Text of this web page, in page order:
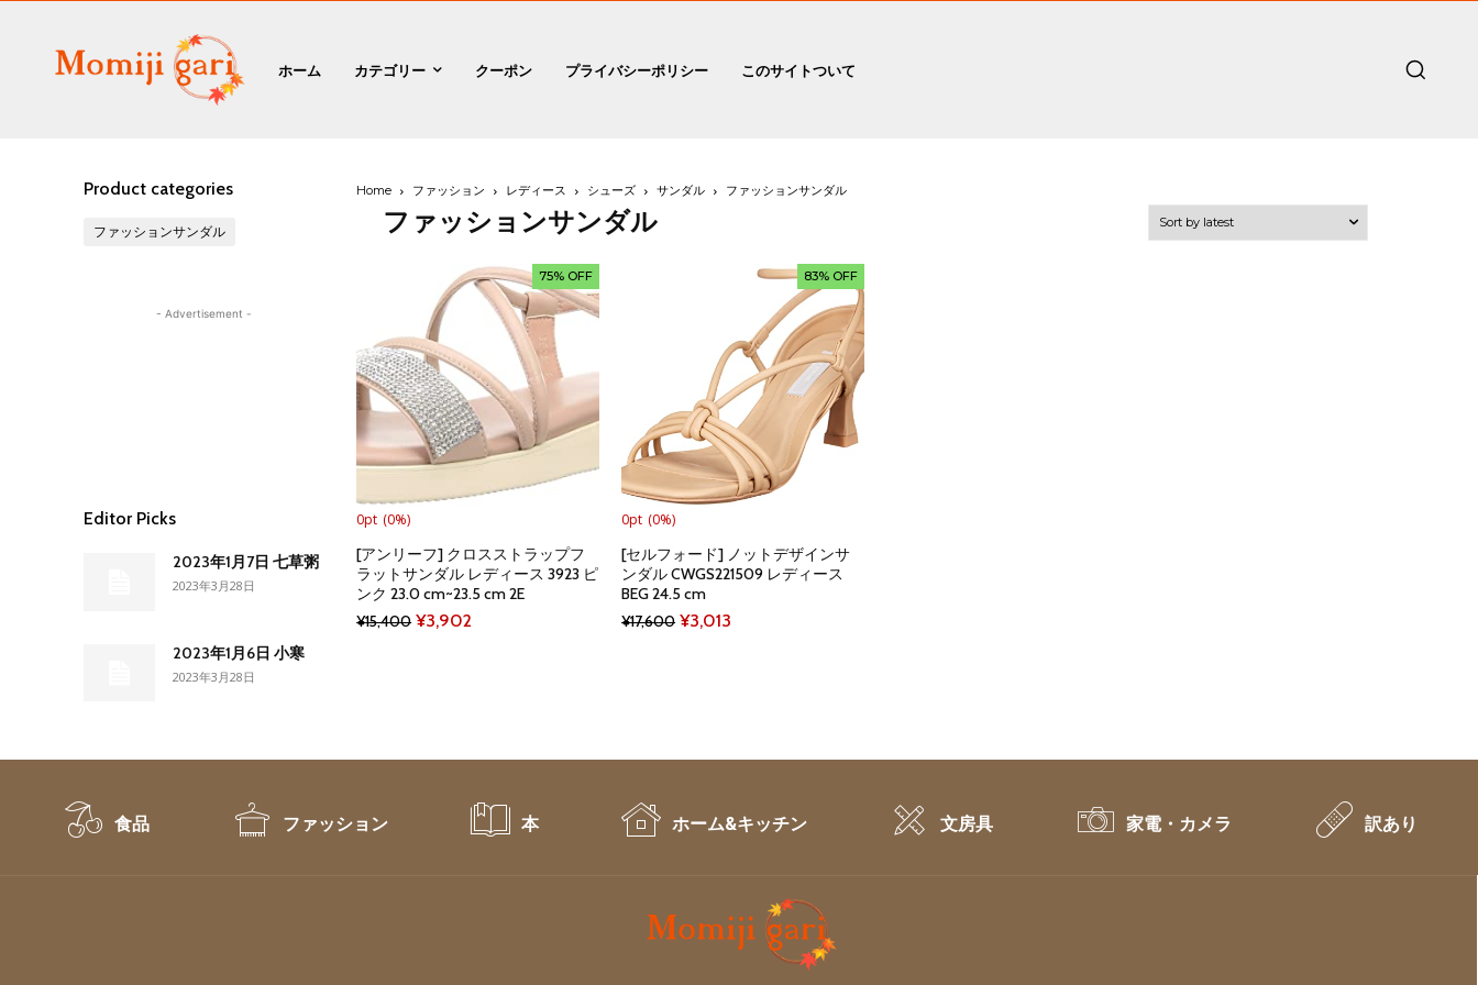
ホーム カテゴリー クーポン プライバシーポリシー このサイトついて
Product categories
ファッションサンダル
- Advertisement -
Editor Picks
2023年1月7日 七草粥
2023年3月28日
2023年1月6日 小寒
2023年3月28日
Home ファッション レディース シューズ サンダル ファッションサンダル
ファッションサンダル
75% OFF
0pt (0%)
[アンリーフ] クロスストラップフ
ラットサンダル レディース 3923 ピ
ンク 23.0 cm~23.5 cm 2E
¥15,400 Original
¥3,902
83% OFF
0pt (0%)
[セルフォード] ノットデザインサ
ンダル CWGS221509 レディース
BEG 24.5 cm
¥17,600 Original
¥3,013
食品 ファッション 本 ホーム&キッチン 文房具 家電・カメラ 訳あり